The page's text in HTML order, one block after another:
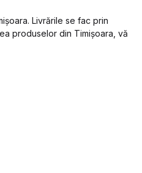
Livrările se fac prin
produselor din Timișoara, vă